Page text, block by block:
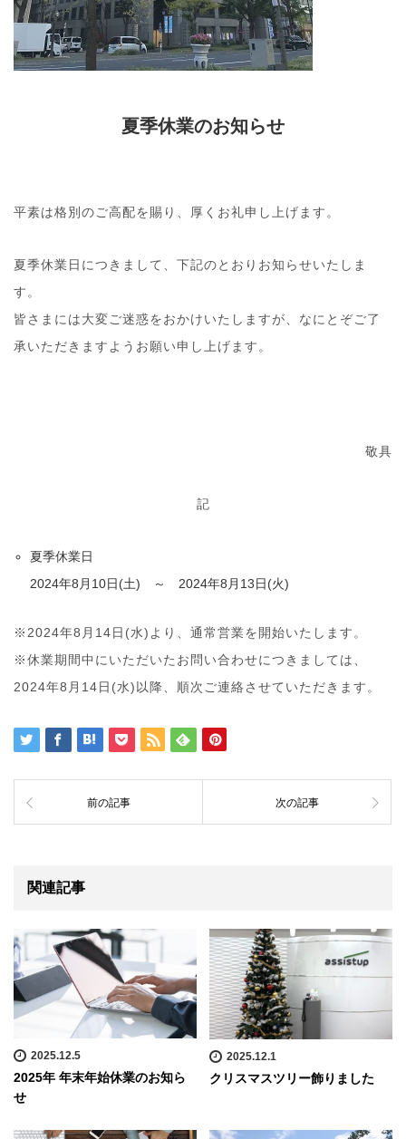
夏季休業のお知らせ
平素は格別のご高配を賜り、厚くお礼申し上げます。
夏季休業日につきまして、下記のとおりお知らせいたしま
す。
皆さまには大変ご迷惑をおかけいたしますが、なにとぞご了
承いただきますようお願い申し上げます。
敬具
記
夏季休業日
2024年8月10日(土) ～ 2024年8月13日(火)
※2024年8月14日(水)より、通常営業を開始いたします。
※休業期間中にいただいたお問い合わせにつきましては、
2024年8月14日(水)以降、順次ご連絡させていただきます。
前の記事 次の記事
関連記事
2025.12.5
2025年 年末年始休業のお知ら
せ
2025.12.1
クリスマスツリー飾りました